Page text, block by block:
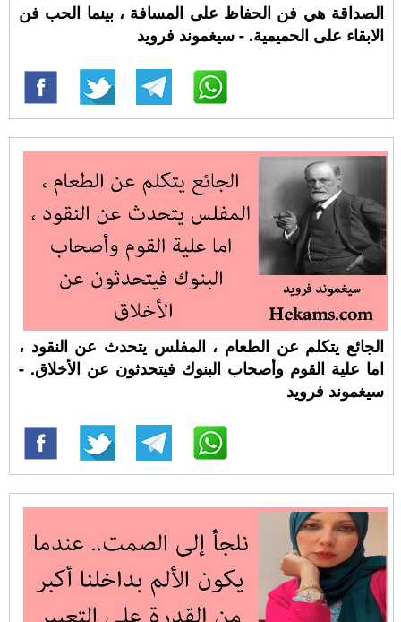
الصداقة هي فن الحفاظ على المسافة ، بينما الحب فن
الابقاء على الحميمية. - سيغموند فرويد
الجائع يتكلم عن الطعام ، المفلس يتحدث عن النقود ،
اما علية القوم وأصحاب البنوك فيتحدثون عن الأخلاق. -
سيغموند فرويد